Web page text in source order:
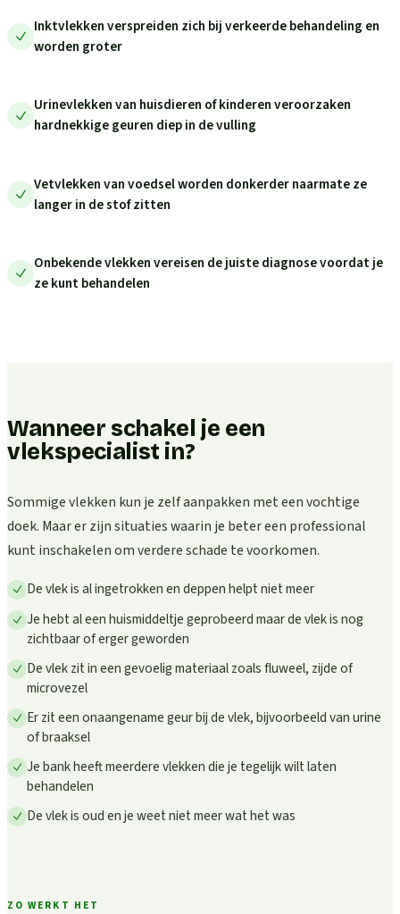
Inktvlekken verspreiden zich bij verkeerde behandeling en
worden groter
Urinevlekken van huisdieren of kinderen veroorzaken
hardnekkige geuren diep in de vulling
Vetvlekken van voedsel worden donkerder naarmate ze
langer in de stof zitten
Onbekende vlekken vereisen de juiste diagnose voordat je
ze kunt behandelen
Wanneer schakel je een
vlekspecialist in?
Sommige vlekken kun je zelf aanpakken met een vochtige
doek. Maar er zijn situaties waarin je beter een professional
kunt inschakelen om verdere schade te voorkomen.
De vlek is al ingetrokken en deppen helpt niet meer
Je hebt al een huismiddeltje geprobeerd maar de vlek is nog
zichtbaar of erger geworden
De vlek zit in een gevoelig materiaal zoals fluweel, zijde of
microvezel
Er zit een onaangename geur bij de vlek, bijvoorbeeld van urine
of braaksel
Je bank heeft meerdere vlekken die je tegelijk wilt laten
behandelen
De vlek is oud en je weet niet meer wat het was
ZO WERKT HET